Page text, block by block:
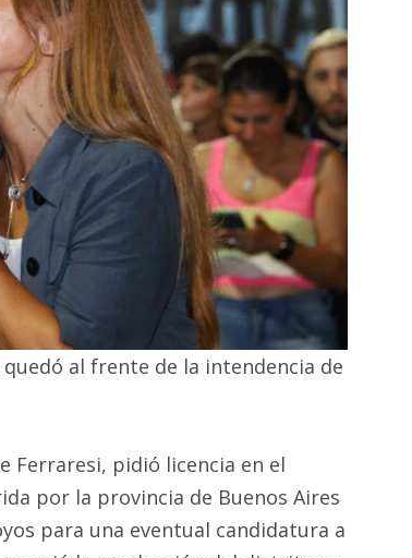
al frente de la intendencia de
Ferraresi, pidió licencia en el
por la provincia de Buenos Aires
para una eventual candidatura a